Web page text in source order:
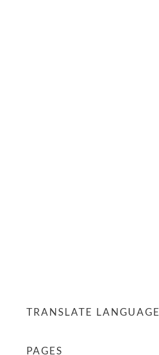
TRANSLATE LANGUAGE
PAGES